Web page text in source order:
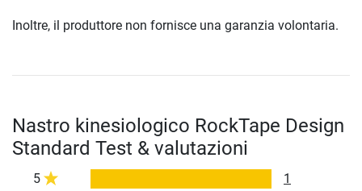
Inoltre, il produttore non fornisce una garanzia volontaria.
Nastro kinesiologico RockTape Design
Standard Test & valutazioni
5
1